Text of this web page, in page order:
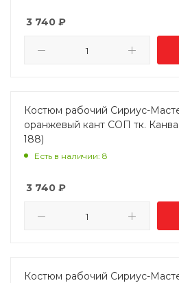
3 740 ₽
Костюм рабочий Сириус-
оранжевый кант СОП тк.
188)
Есть в наличии: 8
3 740 ₽
Костюм рабочий Сириус-